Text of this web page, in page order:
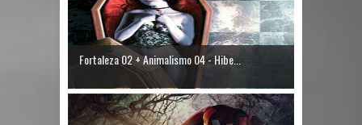
Fortaleza 02 + Animalismo 04 - Hibe...